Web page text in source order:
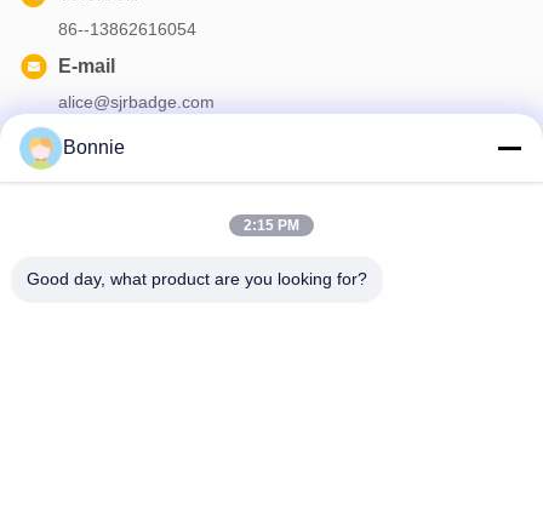
86--13862616054
E-mail
alice@sjrbadge.com
Meld je aan voor onze nieuwsbrief voor kortingen en meer.
Bonnie
2:15 PM
Good day, what product are you looking for?